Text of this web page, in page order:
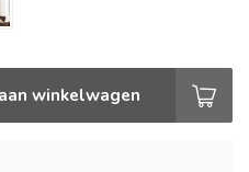
winkelwagen